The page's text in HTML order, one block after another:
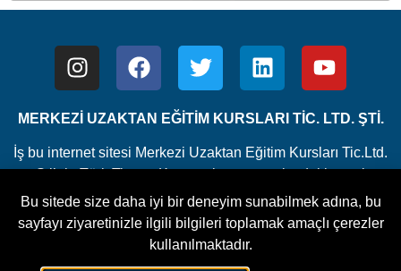
MERKEZİ UZAKTAN EĞİTİM KURSLARI TİC. LTD. ŞTİ.
İş bu internet sitesi Merkezi Uzaktan Eğitim Kursları Tic.Ltd.
Şti’nin Türk Ticaret Kanunu koruması altındaki yasal
haklarından doğan faaliyetlerinin tüketicilere sunulması
ve/veya tüketici adaylarıyla olan iletişim, bilgilendirme vs.
faaliyetleri için kullanılmaktadır.
Bu sitede size daha iyi bir deneyim sunabilmek adına, bu
sayfayı ziyaretinizle ilgili bilgileri toplamak amaçlı çerezler
kullanılmaktadır.